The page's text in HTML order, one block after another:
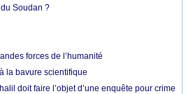
Soudan ?
forces de l’humanité
la bavure scientifique
doit faire l’objet d’une enquête pour crime